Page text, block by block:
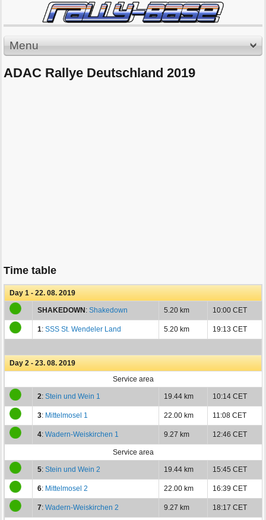
Menu
ADAC Rallye Deutschland 2019
Time table
Day 1 - 22. 08. 2019
SHAKEDOWN : Shakedown 5.20 km 10:00 CET
1: SSS St. Wendeler Land 5.20 km 19:13 CET
Day 2 - 23. 08. 2019
Service area
2: Stein und Wein 1 19.44 km 10:14 CET
3: Mittelmosel 1 22.00 km 11:08 CET
4: Wadern-Weiskirchen 1 9.27 km 12:46 CET
Service area
5: Stein und Wein 2 19.44 km 15:45 CET
6: Mittelmosel 2 22.00 km 16:39 CET
7: Wadern-Weiskirchen 2 9.27 km 18:17 CET